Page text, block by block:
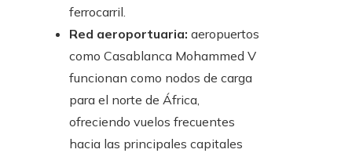
ferrocarril.
Red aeroportuaria: aeropuertos
como Casablanca Mohammed V
funcionan como nodos de carga
para el norte de África,
ofreciendo vuelos frecuentes
hacia las principales capitales